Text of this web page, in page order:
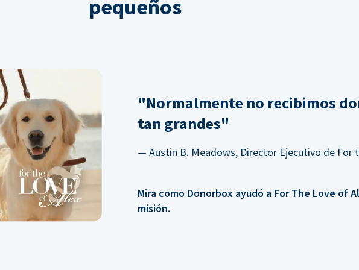
pequeños
"Normalmente no recibimos
tan grandes"
— Austin B. Meadows, Director Ejecutivo de For
Mira como Donorbox ayudó a For The Love of
misión.